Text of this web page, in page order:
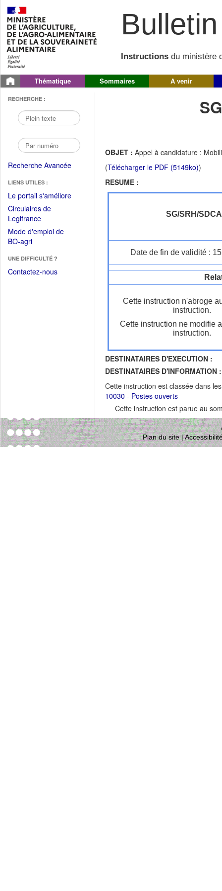
Instructions du ministère
Thématique Sommaires A venir
RECHERCHE :
Recherche Avancée
LIENS UTILES :
Le portail s'améliore(Fichier
Circulaires de
Legifrance(Ouvrir
dans
une
fenêtre)
Mode d'emploi de
BO-agri(Ouvrir
une
nouvelle
UNE DIFFICULTÉ ?
Contactez-nous
OBJET : Appel à candidature :
(Télécharger le PDF (5149ko))
RESUME :
SG/SRH/
Date de fin de validité :
Cette instruction n'abroge
instruction.
Cette instruction ne modifie
instruction.
DESTINATAIRES D'EXECUTION :
DESTINATAIRES D'INFORMATION :
Cette instruction est classée dans
10030 - Postes ouverts
Cette instruction est parue au
Plan du site|